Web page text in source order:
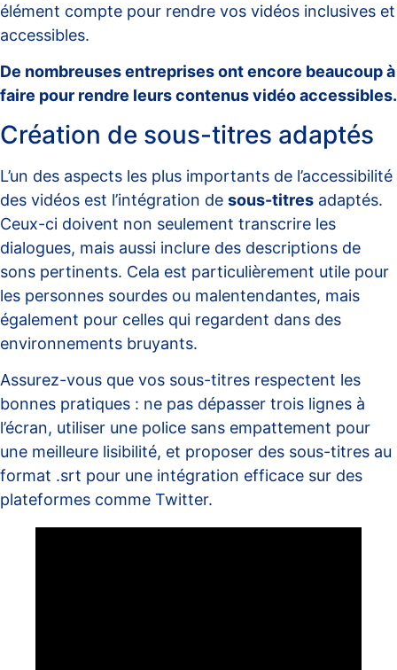
élément compte pour rendre vos vidéos inclusives et
accessibles.
De nombreuses entreprises ont encore beaucoup à
faire pour rendre leurs contenus vidéo accessibles.
Création de sous-titres adaptés
L’un des aspects les plus importants de l’accessibilité
des vidéos est l’intégration de sous-titres adaptés.
Ceux-ci doivent non seulement transcrire les
dialogues, mais aussi inclure des descriptions de
sons pertinents. Cela est particulièrement utile pour
les personnes sourdes ou malentendantes, mais
également pour celles qui regardent dans des
environnements bruyants.
Assurez-vous que vos sous-titres respectent les
bonnes pratiques : ne pas dépasser trois lignes à
l’écran, utiliser une police sans empattement pour
une meilleure lisibilité, et proposer des sous-titres au
format .srt pour une intégration efficace sur des
plateformes comme Twitter.